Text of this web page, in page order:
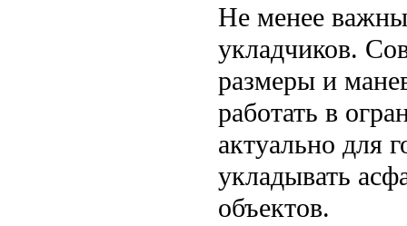
Не менее
укладчиков.
размеры и
работать в
актуально для
укладывать
объектов.